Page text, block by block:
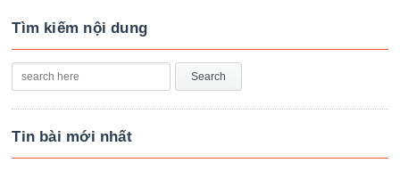
Tìm kiếm nội dung
Tin bài mới nhất